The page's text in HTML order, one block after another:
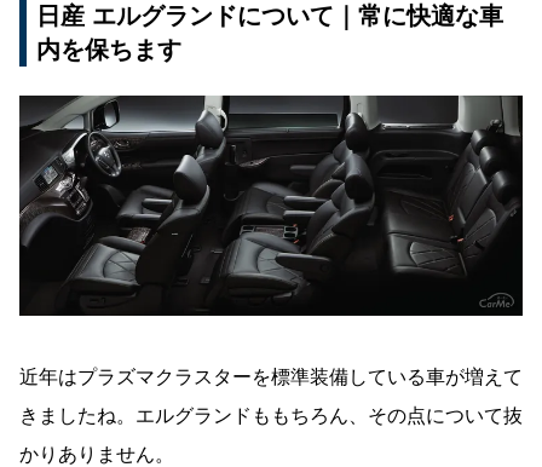
日産 エルグランドについて｜常に快適な車
内を保ちます
近年はプラズマクラスターを標準装備している車が増えて
きましたね。エルグランドももちろん、その点について抜
かりありません。